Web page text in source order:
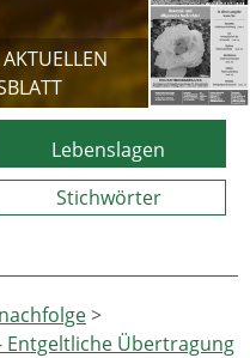
Lebenslagen
Stichwörter
>
Entgeltliche Übertragung